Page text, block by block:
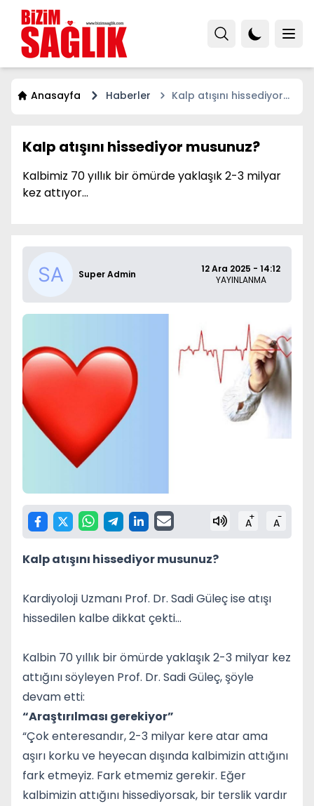
Anasayfa Haberler
Kalp atışını hissediyor
Kalp atışını hissediyor musunuz?
Kalbimiz 70 yıllık bir ömürde yaklaşık 2-3 milyar
kez attıyor...
Super Admin
12 Ara 2025 - 14:12
YAYINLANMA
A+ A-
Kalp atışını hissediyor musunuz?
Kardiyoloji Uzmanı Prof. Dr. Sadi Güleç ise atışı
hissedilen kalbe dikkat çekti…
Kalbin 70 yıllık bir ömürde yaklaşık 2-3 milyar kez
attığını söyleyen Prof. Dr. Sadi Güleç, şöyle
devam etti:
“Araştırılması gerekiyor”
“Çok enteresandır, 2-3 milyar kere atar ama
aşırı korku ve heyecan dışında kalbimizin attığını
fark etmeyiz. Fark etmemiz gerekir. Eğer
kalbimizin attığını hissediyorsak, bir terslik vardır